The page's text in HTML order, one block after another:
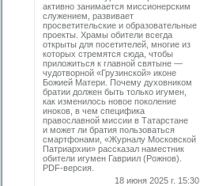
активно занимается миссионерским
служением, развивает
просветительские и образовательные
проекты. Храмы обители всегда
открыты для посетителей, многие из
которых стремятся сюда, чтобы
приложиться к главной святыне —
чудотворной «Грузинской» иконе
Божией Матери. Почему духовником
братии должен быть только игумен,
как изменилось новое поколение
иноков, в чем специфика
православной миссии в Татарстане
и может ли братия пользоваться
смартфонами, «Журналу Московской
Патриархии» рассказал наместник
обители игумен Гавриил (Рожнов).
PDF-версия.
18 июня 2025 г. 15:30